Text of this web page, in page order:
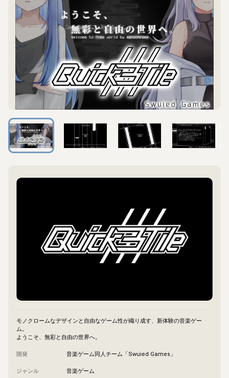
モノクロームなデザインと自由なゲーム性が織り成す、新体験の音楽ゲー
ム。
ようこそ、無彩と自由の世界へ。
開発 音楽ゲーム同人チーム「Swuied Games」
ジャンル 音楽ゲーム